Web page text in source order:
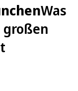
Was
großen